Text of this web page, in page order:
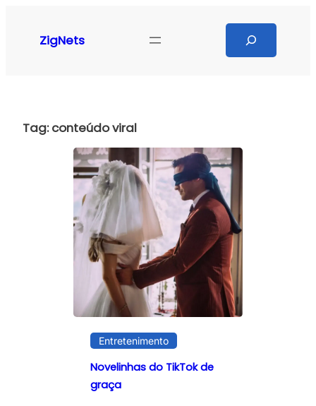
ZigNets
Tag:conteúdo viral
Entretenimento
Novelinhas do TikTok de
graça